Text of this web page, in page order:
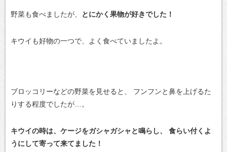
野菜も食べましたが、 とにかく果物が好きでした！
キウイも好物の一つで、よく食べていましたよ。
ブロッコリーなどの野菜を見せると、
フンフンと鼻を上げるた
りする程度でしたが…。
キウイの時は、ケージをガシャガシャと鳴らし、
食らい付くよ
うにして寄って来てました！